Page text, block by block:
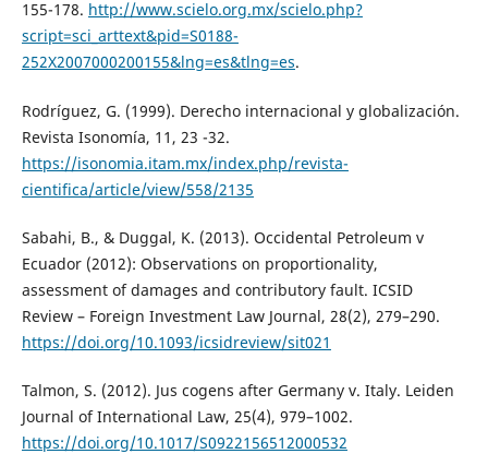
155-178. http://www.scielo.org.mx/scielo.php?
script=sci_arttext&pid=S0188-
252X2007000200155&lng=es&tlng=es.
Rodríguez, G. (1999). Derecho internacional y globalización.
Revista Isonomía, 11, 23 -32.
https://isonomia.itam.mx/index.php/revista-
cientifica/article/view/558/2135
Sabahi, B., & Duggal, K. (2013). Occidental Petroleum v
Ecuador (2012): Observations on proportionality,
assessment of damages and contributory fault. ICSID
Review – Foreign Investment Law Journal, 28(2), 279–290.
https://doi.org/10.1093/icsidreview/sit021
Talmon, S. (2012). Jus cogens after Germany v. Italy. Leiden
Journal of International Law, 25(4), 979–1002.
https://doi.org/10.1017/S0922156512000532